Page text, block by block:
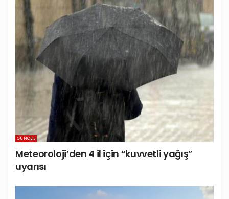
GÜNCEL
Meteoroloji’den 4 il için “kuvvetli yağış”
uyarısı